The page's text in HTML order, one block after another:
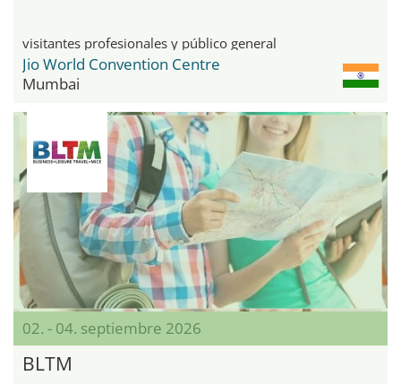
visitantes profesionales y público general
Jio World Convention Centre
Mumbai
02. - 04. septiembre 2026
BLTM